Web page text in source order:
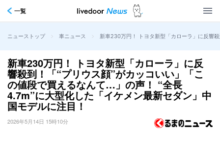
一覧
ニューストップ > 車ニュース > 新車230万円！ トヨタ新型「カローラ」に反響
新車230万円！ トヨタ新型「カローラ」に反
響殺到！「“プリウス顔”がカッコいい」「こ
の値段で買えるなんて…」の声！ “全長
4.7m”に大型化した「イケメン最新セダン」中
国モデルに注目！
2026年5月14日 15時10分